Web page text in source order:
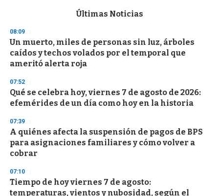
d
s
o
f
3
s
e
c
o
d
s
Últimas Noticias
08:09
Un muerto, miles de personas sin luz, árboles
caídos y techos volados por el temporal que
ameritó alerta roja
07:52
Qué se celebra hoy, viernes 7 de agosto de 2026:
efemérides de un día como hoy en la historia
07:39
A quiénes afecta la suspensión de pagos de BPS
para asignaciones familiares y cómo volver a
cobrar
07:10
Tiempo de hoy viernes 7 de agosto:
temperaturas, vientos y nubosidad, según el